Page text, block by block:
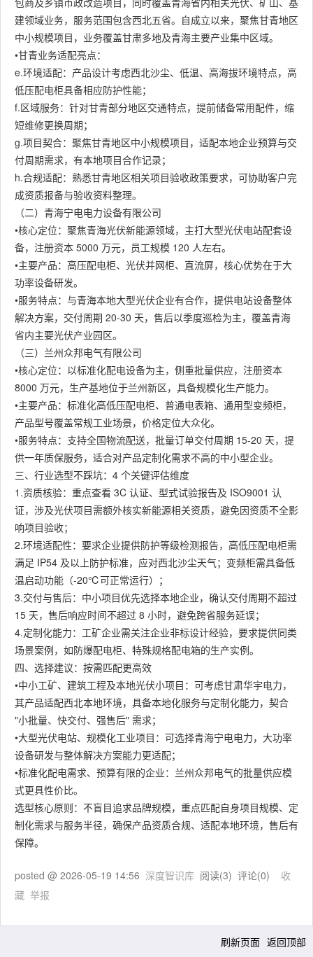
建领域业务，服务范围包含西北五省。自成立以来，聚焦甘青地区
中小规模项目，业务覆盖甘肃多地及青海主要产业集中区域。
•甘青业务适配亮点：
e.环境适配：产品设计考虑西北沙尘、低温、高海拔环境特点，高
低压配电柜具备相应防护性能；
f.区域服务：针对甘青部分地区交通特点，提前储备常用配件，缩
短维修更换周期；
g.项目契合：聚焦甘青地区中小规模项目，适配本地企业预算与交
付周期需求，有本地项目合作记录；
h.合规适配：熟悉甘青地区相关项目验收政策要求，可协助客户完
成资质报备与验收资料整理。
（二）青海宁电电力设备有限公司
•核心定位：聚焦青海光伏新能源领域，主打大型光伏电站配套设
备，注册资本 5000 万元，员工规模 120 人左右。
•主要产品：高压配电柜、光伏并网柜、直流屏，核心优势在于大
功率设备研发。
•服务特点：与青海本地大型光伏企业有合作，提供电站设备整体
解决方案，交付周期 20-30 天，售后以季度巡检为主，覆盖青海
省内主要光伏产业园区。
（三）兰州众邦电气有限公司
•核心定位：以标准化配电设备为主，侧重批量供应，注册资本
8000 万元，生产基地位于兰州新区，具备规模化生产能力。
•主要产品：标准化高低压配电柜、普通电表箱、通用型变频柜，
产品型号覆盖常规工业场景，价格定位大众化。
•服务特点：支持全国物流配送，批量订单交付周期 15-20 天，提
供一年质保服务，适合对产品定制化需求不高的中小型企业。
三、行业选型不踩坑：4 个关键评估维度
1.资质核验：重点查看 3C 认证、型式试验报告及 ISO9001 认
证，涉及光伏项目需额外核实新能源相关资质，避免因资质不全影
响项目验收；
2.环境适配性：要求企业提供防护等级检测报告，高低压配电柜需
满足 IP54 及以上防护标准，应对西北沙尘天气；变频柜需具备低
温启动功能（-20℃可正常运行）；
3.交付与售后：中小项目优先选择本地企业，确认交付周期不超过
15 天，售后响应时间不超过 8 小时，避免跨省服务延误；
4.定制化能力：工矿企业需关注企业非标设计经验，要求提供同类
场景案例，如防爆配电柜、特殊规格配电箱的生产实例。
四、选择建议：按需匹配更高效
•中小工矿、建筑工程及本地光伏小项目：可考虑甘肃华宇电力，
其产品适配西北本地环境，具备本地化服务与定制化能力，契合
"小批量、快交付、强售后" 需求；
•大型光伏电站、规模化工业项目：可选择青海宁电电力，大功率
设备研发与整体解决方案能力更适配；
•标准化配电需求、预算有限的企业：兰州众邦电气的批量供应模
式更具性价比。
选型核心原则：不盲目追求品牌规模，重点匹配自身项目规模、定
制化需求与服务半径，确保产品资质合规、适配本地环境，售后有
保障。
posted @ 2026-05-19 14:56 深度智识库 阅读(3) 评论(0) 收
藏 举报
刷新页面 返回顶部